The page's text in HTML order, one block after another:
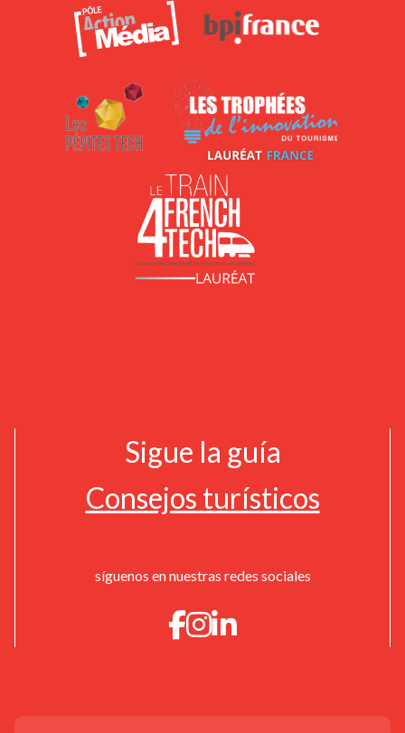
Sigue la guía
Consejos turísticos
síguenos en nuestras redes sociales